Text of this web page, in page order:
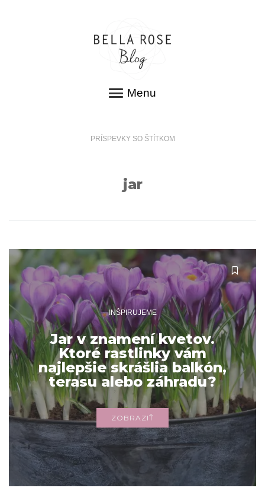
Menu
PRÍSPEVKY SO ŠTÍTKOM
jar
INŠPIRUJEME
Jar v znamení kvetov.
Ktoré rastlinky vám
najlepšie skrášlia balkón,
terasu alebo záhradu?
ZOBRAZIŤ